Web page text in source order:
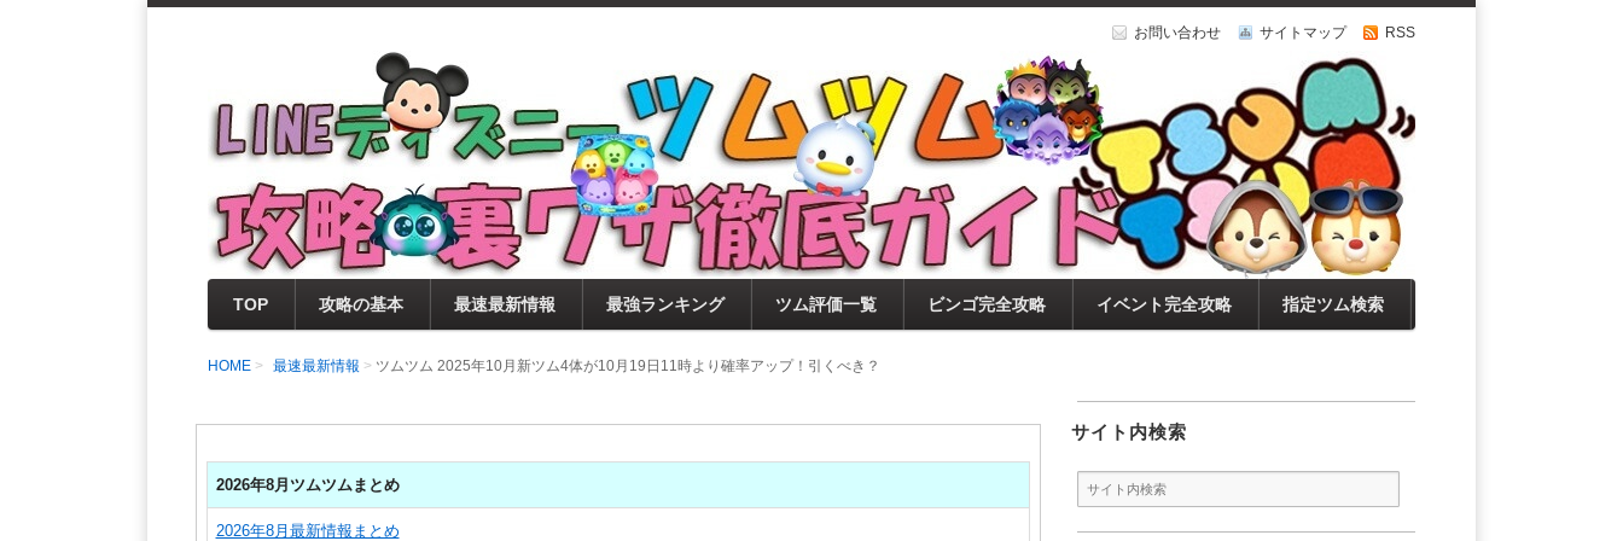
お問い合わせ サイトマップ RSS
LINEディズニー ツムツム攻略・裏ワザ徹底ガイド
支持率No1！痒いところに手が届くツムツム攻略サイト！新ツム・イベント・ピックアップ・
セレクト情報をいち早く提供するとともに、ビンゴ・キャラ評価も丁寧に解説！ツムツムを12
0％楽しめるサイトを目指しています。
TOP 攻略の基本 最速最新情報 最強ランキング ツム評価一覧 ビンゴ完全攻略 イベント完全攻略 指定ツム検索
HOME 最速最新情報 ツムツム 2025年10月新ツム4体が10月19日11時より確率アップ！引くべき？
2026年8月ツムツムまとめ
2026年8月最新情報まとめ
サイト内検索